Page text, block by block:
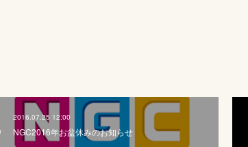
2016.07.25 12:00
NGC2016年お盆休みのお知らせ